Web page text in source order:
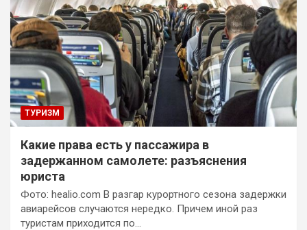
ТУРИЗМ
Какие права есть у пассажира в
задержанном самолете: разъяснения
юриста
Фото: healio.com В разгар курортного сезона задержки
авиарейсов случаются нередко. Причем иной раз
туристам приходится по…